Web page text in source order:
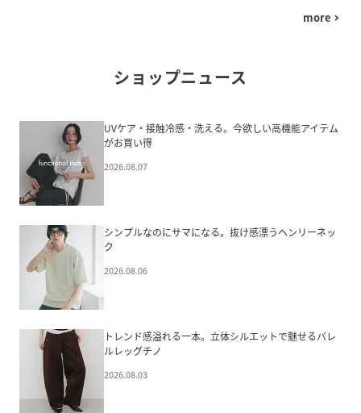
more navigate_next
ショップニュース
UVケア・接触冷感・洗える。今欲しい高機能アイテム
がお買い得
2026.08.07
シンプルなのにサマになる。抜け感漂うヘンリーネッ
ク
2026.08.06
トレンド感溢れる一本。立体シルエットで魅せるバレ
ルレッグチノ
2026.08.03